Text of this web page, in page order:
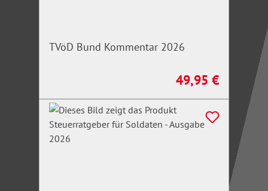
TVöD Bund Kommentar 2026
Regulärer Preis:
49,95 €